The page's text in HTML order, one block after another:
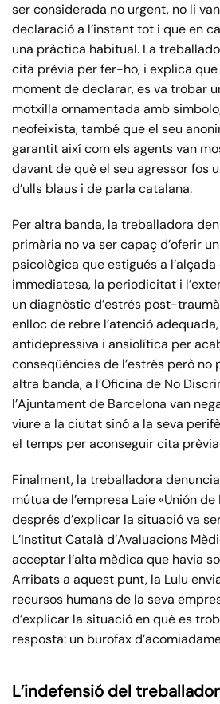
ser considerada no urgent, no li
declaració a l’instant tot i que en
una pràctica habitual. La
cita prèvia per fer-ho, i explica
moment de declarar, es va trobar
motxilla ornamentada amb
neofeixista, també que el seu
garantit així com els agents van
davant de què el seu agressor fos
d’ulls blaus i de parla catalana.
Per altra banda, la treballadora
primària no va ser capaç d’oferir
psicològica que estigués a
immediatesa, la periodicitat i
un diagnòstic d’estrés post-
enlloc de rebre l’atenció
antidepressiva i ansiolítica per
conseqüències de l’estrés però no
altra banda, a l’Oficina de No
l’Ajuntament de Barcelona van
viure a la ciutat sinó a la seva
el temps per aconseguir cita
Finalment, la treballadora
mútua de l’empresa Laie «Unión de
després d’explicar la situació va
L’Institut Català d’Avaluacions
acceptar l’alta mèdica que havia
Arribats a aquest punt, la Lulu
recursos humans de la seva
d’explicar la situació en què es
resposta: un burofax
L’indefensió del treballador